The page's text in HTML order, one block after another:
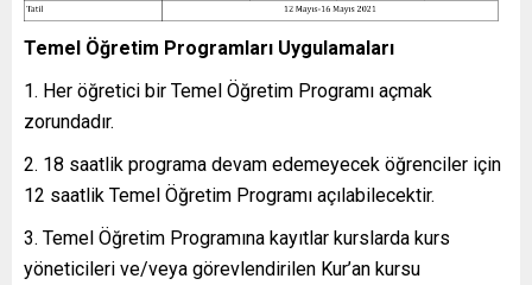
Temel Öğretim Programları Uygulamaları
Her öğretici bir Temel Öğretim Programı açmak
zorundadır.
18 saatlik programa devam edemeyecek öğrenciler için
12 saatlik Temel Öğretim Programı açılabilecektir.
Temel Öğretim Programına kayıtlar kurslarda kurs
yöneticileri ve/veya görevlendirilen Kur’an kursu